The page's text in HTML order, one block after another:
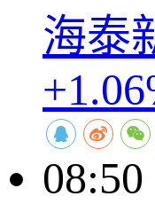
海泰
08:50